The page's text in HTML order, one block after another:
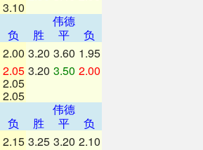
3.10
伟德
负 胜 平
负
2.00 3.20 3.60 1.95
2.05 3.20 3.50 2.00
2.05
2.05
伟德
负 胜 平
负
2.15 3.25 3.20 2.10